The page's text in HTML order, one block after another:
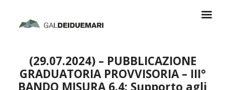
(29.07.2024) – PUBBLICAZIONE
GRADUATORIA PROVVISORIA – III°
BANDO MISURA 6.4: Supporto agli